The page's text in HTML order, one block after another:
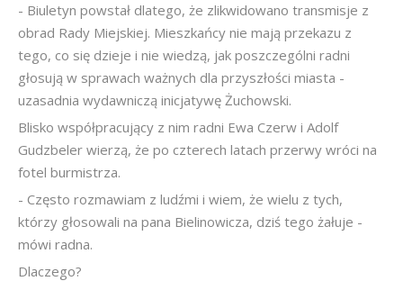
- Biuletyn powstał dlatego, że zlikwidowano transmisje z
obrad Rady Miejskiej. Mieszkańcy nie mają przekazu z
tego, co się dzieje i nie wiedzą, jak poszczególni radni
głosują w sprawach ważnych dla przyszłości miasta -
uzasadnia wydawniczą inicjatywę Żuchowski.
Blisko współpracujący z nim radni Ewa Czerw i Adolf
Gudzbeler wierzą, że po czterech latach przerwy wróci na
fotel burmistrza.
- Często rozmawiam z ludźmi i wiem, że wielu z tych,
którzy głosowali na pana Bielinowicza, dziś tego żałuje -
mówi radna.
Dlaczego?